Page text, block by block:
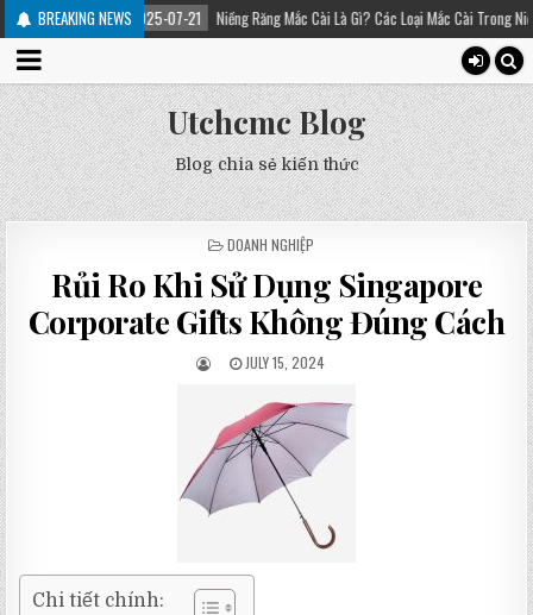
BREAKING NEWS
2025-07-21 Niềng Răng Mắc Cài Là Gì? Các Loại Mắc Cài Trong Niềng Răng –
Utchcmc Blog
Blog chia sẻ kiến thức
POSTED
DOANH NGHIỆP
Rủi Ro Khi Sử Dụng Singapore
Corporate Gifts Không Đúng Cách
JULY 15, 2024
Chi tiết chính: